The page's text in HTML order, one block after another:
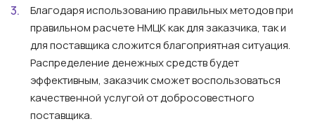
Благодаря использованию правильных методов при
правильном расчете НМЦК как для заказчика, так и
для поставщика сложится благоприятная ситуация.
Распределение денежных средств будет
эффективным, заказчик сможет воспользоваться
качественной услугой от добросовестного
поставщика.